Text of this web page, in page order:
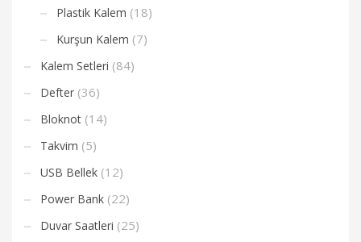
Plastik Kalem (18)
Kurşun Kalem (7)
Kalem Setleri (84)
Defter (36)
Bloknot (14)
Takvim (5)
USB Bellek (12)
Power Bank (22)
Duvar Saatleri (25)